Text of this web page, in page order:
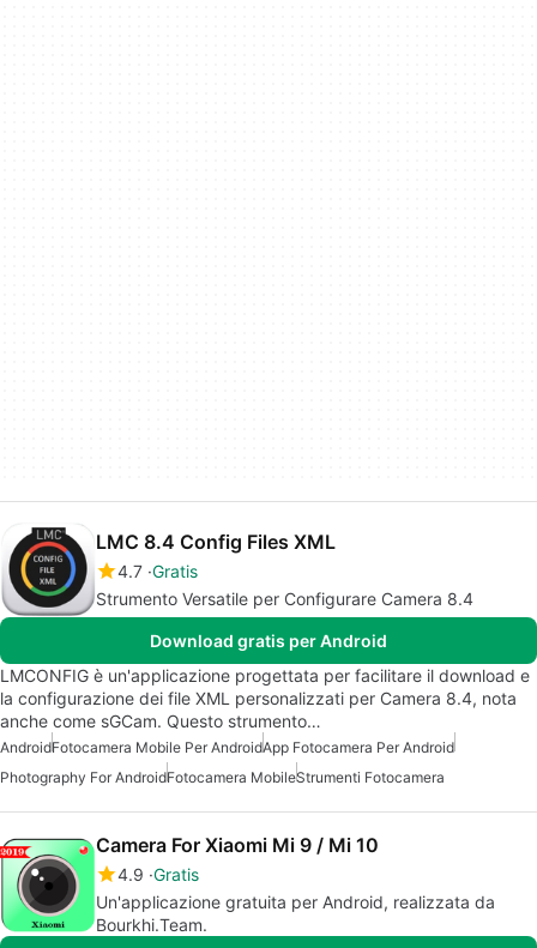
LMC 8.4 Config Files XML
4.7 Gratis
Strumento Versatile per Configurare Camera 8.4
Download gratis per Android
LMCONFIG è un'applicazione progettata per facilitare il download e
la configurazione dei file XML personalizzati per Camera 8.4, nota
anche come sGCam. Questo strumento…
AndroidFotocamera Mobile Per AndroidApp Fotocamera Per Android
Photography For AndroidFotocamera MobileStrumenti Fotocamera
Camera For Xiaomi Mi 9 / Mi 10
4.9 Gratis
Un'applicazione gratuita per Android, realizzata da
Bourkhi.Team.